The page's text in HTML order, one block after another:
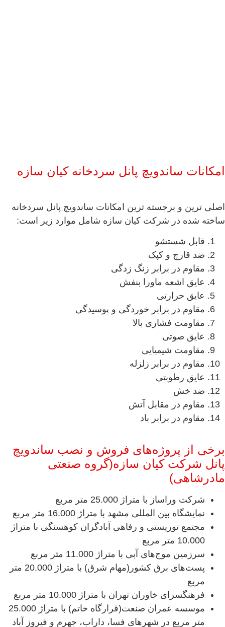
امکانات ساندویچ پانل سردخانه کیان سازه
اصلی ترین و برجسته ترین امکانات ساندویچ پانل سردخانه
ساخته شده در شرکت کیان سازه شامل موارد زیر است:
قابل شستشو
ضد قارچ و کپک
مقاوم در برابر زنگ زدگی
عایق اشعه ماورا بنفش
عایق حرارتی
مقاوم در برابر خوردگی و پوسیدگی
مقاومت فشاری بالا
عایق صوتی
مقاومت شیمیایی
مقاوم در برابر زلزله
عایق رطوبتی
ضد خش
مقاوم در مقابل آتش
مقاوم در برابر باد
برخی از پروژه‌های فروش و نصب ساندویچ
پانل شرکت کیان سازه(گروه صنعتی
مادرشاهی)
شرکت وراساز با متراژ 25.000 متر مربع
نمایشگاه بین المللی مشهد با متراژ 16.000 متر مربع
مجتمع توریستی و رفاهی آبادگران کوهسنگی با متراژ
10.000 متر مربع
سرزمین موج‌های آبی با متراژ 11.000 متر مربع
پست‌های برق کشور(مهام شرق) با متراژ 20.000 متر
مربع
فرهنگسرای خاوران تهران با متراژ 10.000 متر مربع
موسسه عمران صنعت(قرارگاه خاتم) با متراژ 25.000
متر مربع در شهرهای فسا، داراب، جهرم و فیروز آباد